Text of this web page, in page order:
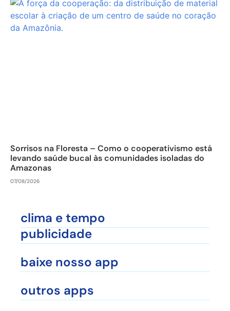
Sorrisos na Floresta – Como o cooperativismo está
levando saúde bucal às comunidades isoladas do
Amazonas
07/08/2026
clima e tempo
publicidade
baixe nosso app
outros apps